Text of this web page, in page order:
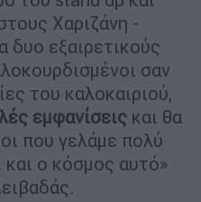
Χαριζάνη -
δυο εξαιρετικούς
σαν
του καλοκαιριού,
εμφανίσεις και θα
που γελάμε πολύ
και ο κόσμος αυτό»